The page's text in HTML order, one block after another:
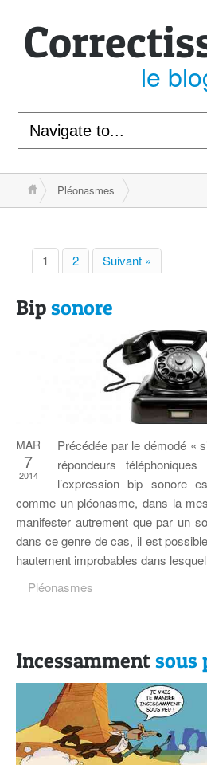
Correcti
le
Pléonasmes
1 2 Suivant »
Bipsonore
MAR
7
2014
Pré­cé­dée par le dé­modé «
ré­pon­deurs
l’expression bip so­nore
comme un pléo­nasme, dans la
ma­ni­fes­ter au­tre­ment que par un
dans ce genre de cas, il est
hau­te­ment im­pro­bables dans
Pléonasmes
Incessammentsous